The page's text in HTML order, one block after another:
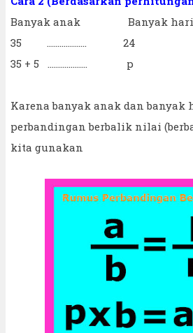
Banyak anak Banyak hari
35 ................... 24
35 + 5 ................... p
Karena banyak anak dan banyak
perbandingan berbalik nilai
kita gunakan